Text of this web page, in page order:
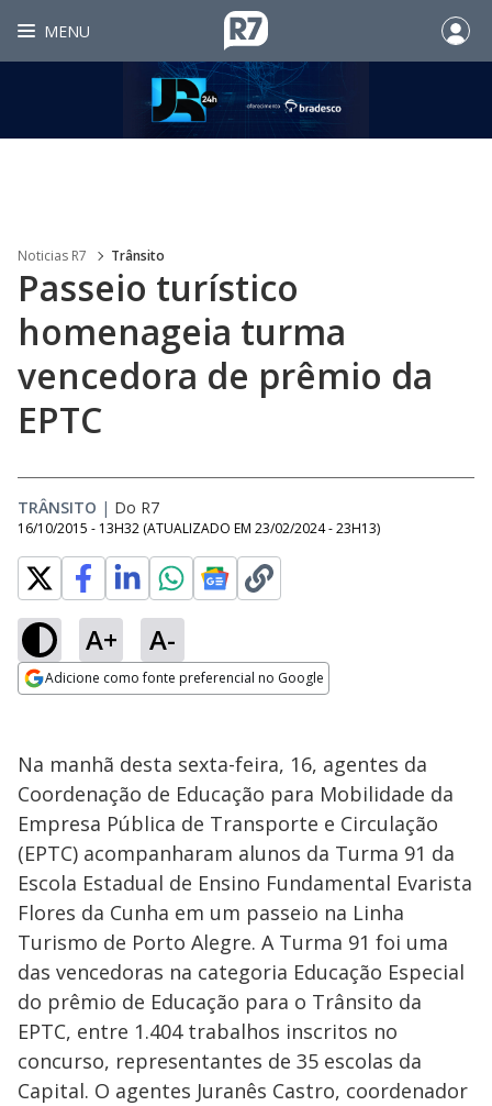
MENU
Noticias R7 Trânsito
Passeio turístico
homenageia turma
vencedora de prêmio da
EPTC
TRÂNSITO | Do R7
16/10/2015 - 13H32 (ATUALIZADO EM 23/02/2024 - 23H13)
A+ A-
Adicione como fonte preferencial no Google
Na manhã desta sexta-feira, 16, agentes da
Coordenação de Educação para Mobilidade da
Empresa Pública de Transporte e Circulação
(EPTC) acompanharam alunos da Turma 91 da
Escola Estadual de Ensino Fundamental Evarista
Flores da Cunha em um passeio na Linha
Turismo de Porto Alegre. A Turma 91 foi uma
das vencedoras na categoria Educação Especial
do prêmio de Educação para o Trânsito da
EPTC, entre 1.404 trabalhos inscritos no
concurso, representantes de 35 escolas da
Capital. O agentes Juranês Castro, coordenador